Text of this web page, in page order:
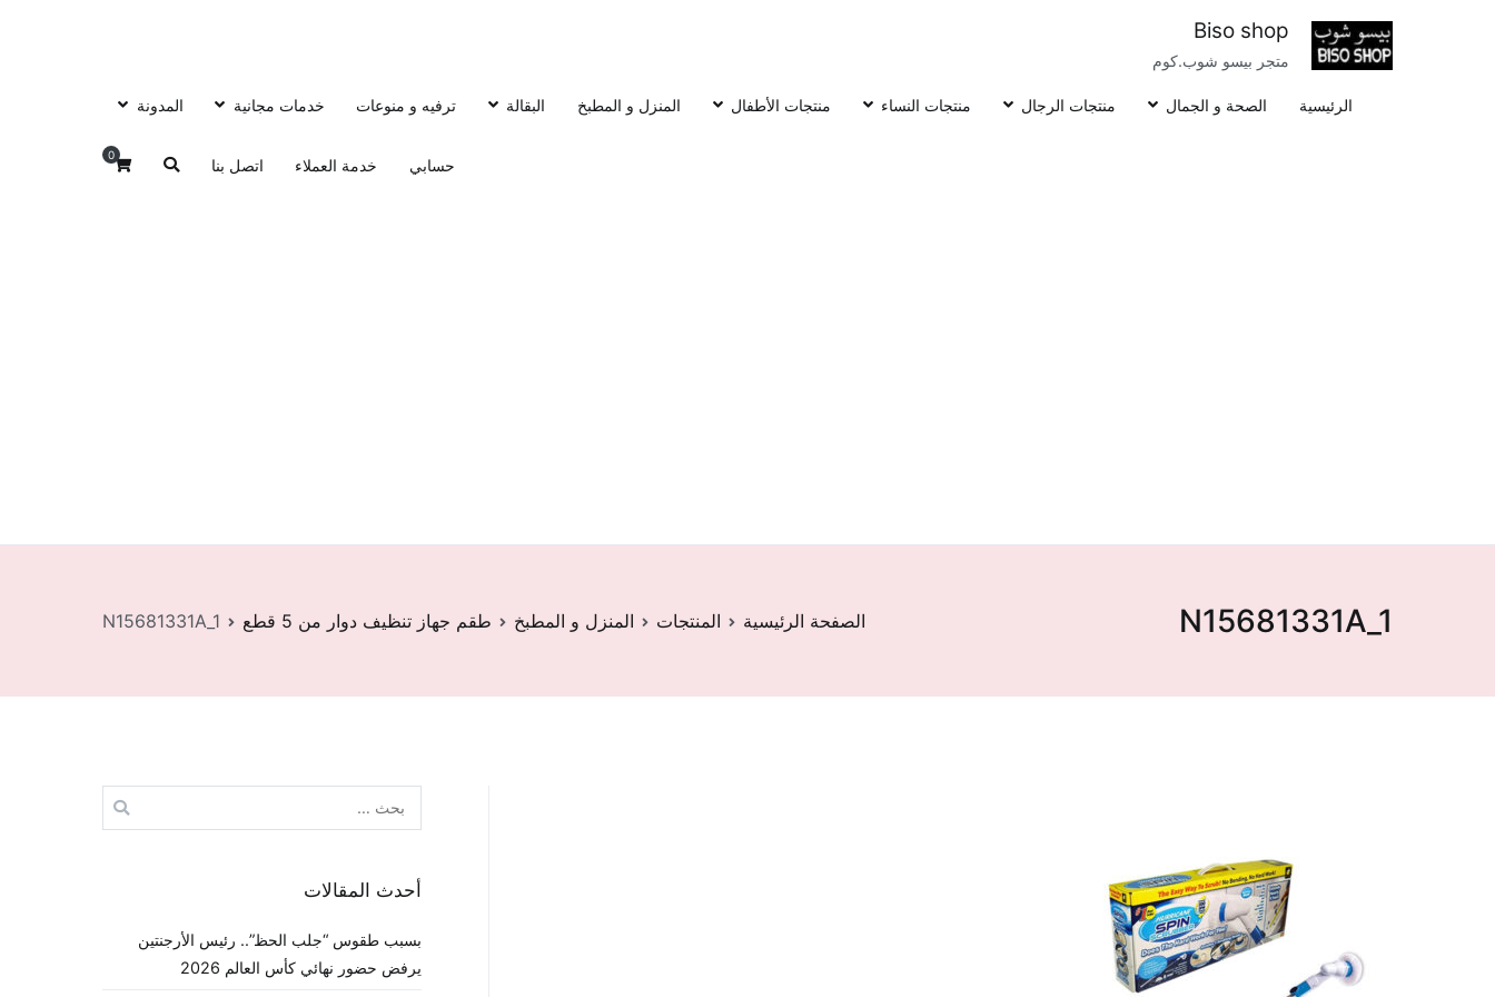
Biso shop
متجر بيسو شوب.كوم
الرئيسية الصحة و الجمال منتجات الرجال منتجات النساء منتجات الأطفال المنزل و المطبخ البقالة ترفيه و منوعات خدمات مجانية المدونة
حسابي خدمة العملاء اتصل بنا
0
N15681331A_1 الصفحة الرئيسية المنتجات المنزل و المطبخ طقم جهاز تنظيف دوار من 5 قطع N15681331A_1
عن:
أحدث المقالات
بسبب طقوس “جلب الحظ”.. رئيس الأرجنتين
يرفض حضور نهائي كأس العالم 2026